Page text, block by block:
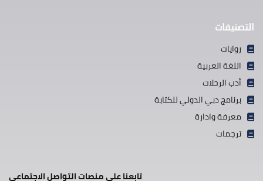
التصنيفات
روايات
اللغة العربية
أدب الرحلات
برنامج دبي الدولي للكتابة
معرفة وادارة
ترجمات
تابعنا علي منصات التواصل الاجتماعي